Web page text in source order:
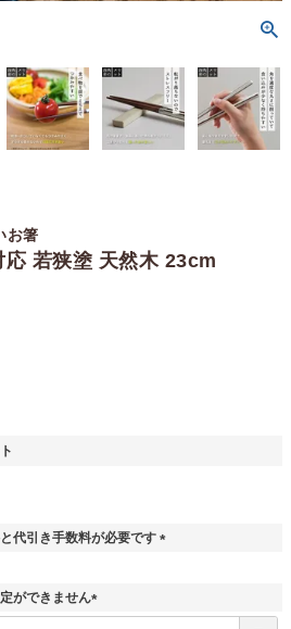
お箸
若狭塗 天然木 23cm
代引き手数料が必要です
)
ができません
(